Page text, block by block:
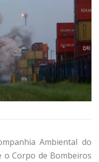
Ambiental do
o Corpo de Bombeiros